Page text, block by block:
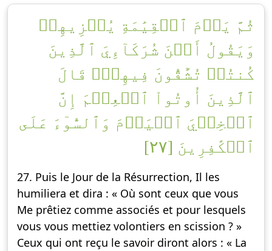
ثُمَّ يَوۡمَ ٱلۡقِيَٰمَةِ يُخۡزِيهِمۡ
وَيَقُولُ أَيۡنَ شُرَكَآءِيَ ٱلَّذِينَ
كُنتُمۡ تُشَٰٓقُّونَ فِيهِمۡۚ قَالَ
ٱلَّذِينَ أُوتُواْ ٱلۡعِلۡمَ إِنَّ
ٱلۡخِزۡيَ ٱلۡيَوۡمَ وَٱلسُّوٓءَ عَلَى
ٱلۡكَٰفِرِينَ [٢٧]
27. Puis le Jour de la Résurrection, Il les
humiliera et dira : « Où sont ceux que vous
Me prêtiez comme associés et pour lesquels
vous vous mettiez volontiers en scission ? »
Ceux qui ont reçu le savoir diront alors : « La